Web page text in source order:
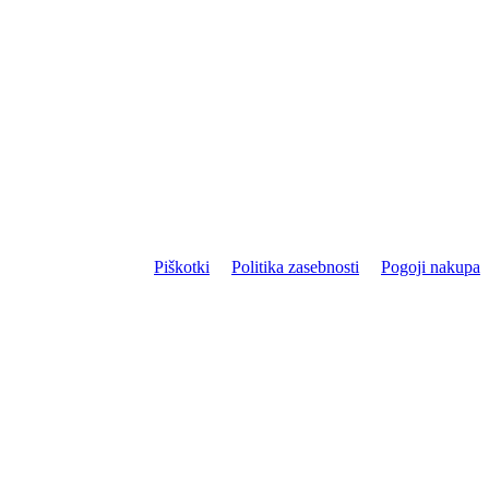
Piškotki
Politika zasebnosti Pogoji nakupa